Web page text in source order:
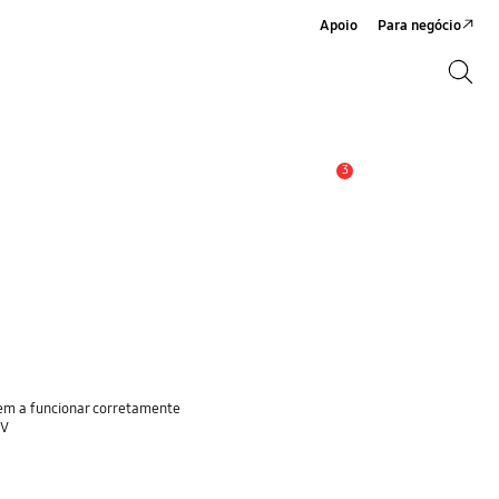
Apoio Para negócio
3
a funcionar corretamente